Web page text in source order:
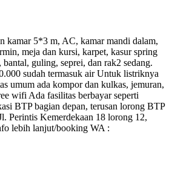
kamar 5*3 m, AC, kamar mandi dalam,
meja dan kursi, karpet, kasur spring
guling, seprei, dan rak2 sedang.
sudah termasuk air Untuk listriknya
umum ada kompor dan kulkas, jemuran,
wifi Ada fasilitas berbayar seperti
BTP bagian depan, terusan lorong BTP
Perintis Kemerdekaan 18 lorong 12,
lebih lanjut/booking WA :